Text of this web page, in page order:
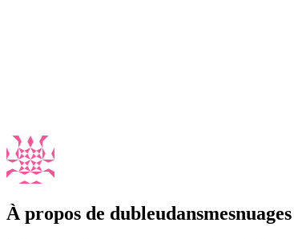
À propos de dubleudansmesnuages